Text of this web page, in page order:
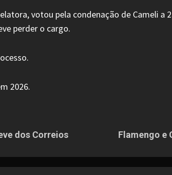
votou pela condenação de Cameli a
perder o cargo.
2026.
dos Correios
Flamengo e